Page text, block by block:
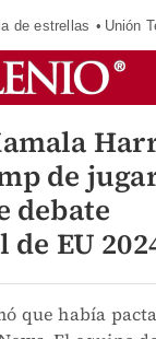
de estrellas Unión
de
debate
EU
que había